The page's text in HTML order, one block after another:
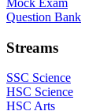
Question Bank
Streams
SSC Science
HSC Science
HSC Arts